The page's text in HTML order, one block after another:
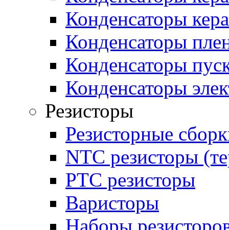
Конденсаторы
Конденсаторы
Конденсаторы
Конденсаторы
Резисторы
Резисторные
NTC резисторы
PTC резисторы
Варисторы